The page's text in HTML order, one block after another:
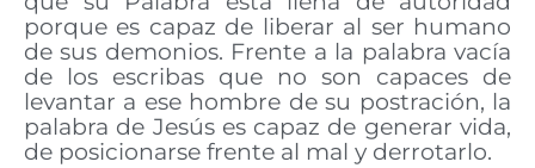
porque es capaz de liberar al ser humano
de sus demonios. Frente a la palabra vacía
de los escribas que no son capaces de
levantar a ese hombre de su postración, la
palabra de Jesús es capaz de generar vida,
de posicionarse frente al mal y derrotarlo.